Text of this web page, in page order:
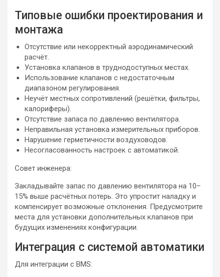
Типовые ошибки проектирования и
монтажа
Отсутствие или некорректный аэродинамический
расчёт.
Установка клапанов в труднодоступных местах.
Использование клапанов с недостаточным
диапазоном регулирования.
Неучёт местных сопротивлений (решётки, фильтры,
калориферы).
Отсутствие запаса по давлению вентилятора.
Неправильная установка измерительных приборов.
Нарушение герметичности воздуховодов.
Несогласованность настроек с автоматикой.
Совет инженера:
Закладывайте запас по давлению вентилятора на 10–
15% выше расчётных потерь. Это упростит наладку и
компенсирует возможные отклонения. Предусмотрите
места для установки дополнительных клапанов при
будущих изменениях конфигурации.
Интеграция с системой автоматики
Для интеграции с BMS: